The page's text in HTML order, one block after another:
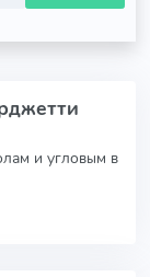
и угловым в